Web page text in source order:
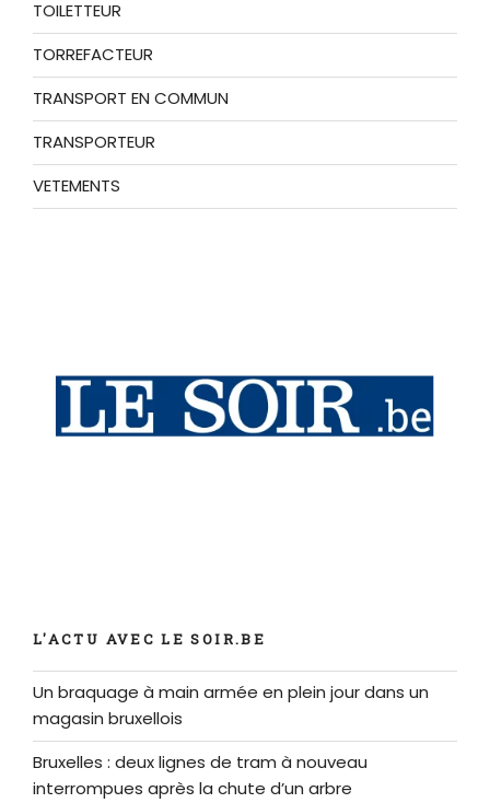
TOILETTEUR
TORREFACTEUR
TRANSPORT EN COMMUN
TRANSPORTEUR
VETEMENTS
L'ACTU AVEC LE SOIR.BE
Un braquage à main armée en plein jour dans un
magasin bruxellois
Bruxelles : deux lignes de tram à nouveau
interrompues après la chute d’un arbre